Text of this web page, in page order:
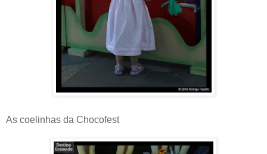
As coelinhas da Chocofest